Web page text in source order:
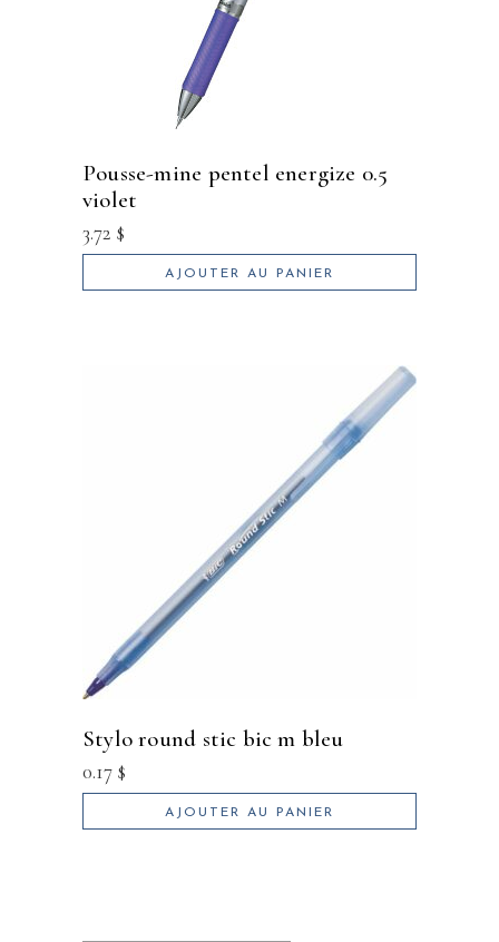
pousse-mine pentel energize 0.5
violet
3.72 $
AJOUTER AU PANIER
stylo round stic bic m bleu
0.17 $
AJOUTER AU PANIER